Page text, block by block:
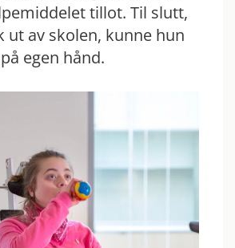
tillot. Til slutt,
ut av skolen, kunne hun
egen hånd.